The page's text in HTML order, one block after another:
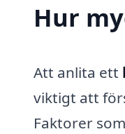
Hur
Att anlita ett
viktigt att
Faktorer